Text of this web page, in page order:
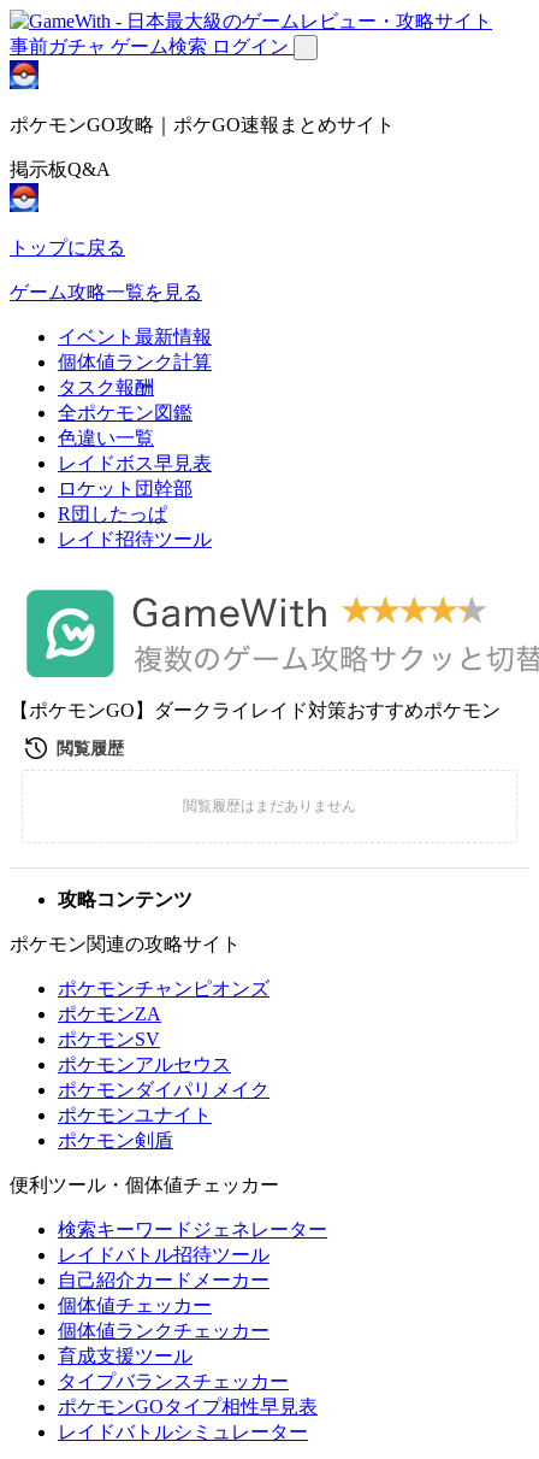
事前ガチャ ゲーム検索 ログイン
ポケモンGO攻略｜ポケGO速報まとめサイト
掲示板Q&A
トップに戻る
ゲーム攻略一覧を見る
イベント最新情報
個体値ランク計算
タスク報酬
全ポケモン図鑑
色違い一覧
レイドボス早見表
ロケット団幹部
R団したっぱ
レイド招待ツール
【ポケモンGO】ダークライレイド対策おすすめポケモン
攻略コンテンツ
ポケモン関連の攻略サイト
ポケモンチャンピオンズ
ポケモンZA
ポケモンSV
ポケモンアルセウス
ポケモンダイパリメイク
ポケモンユナイト
ポケモン剣盾
便利ツール・個体値チェッカー
検索キーワードジェネレーター
レイドバトル招待ツール
自己紹介カードメーカー
個体値チェッカー
個体値ランクチェッカー
育成支援ツール
タイプバランスチェッカー
ポケモンGOタイプ相性早見表
レイドバトルシミュレーター